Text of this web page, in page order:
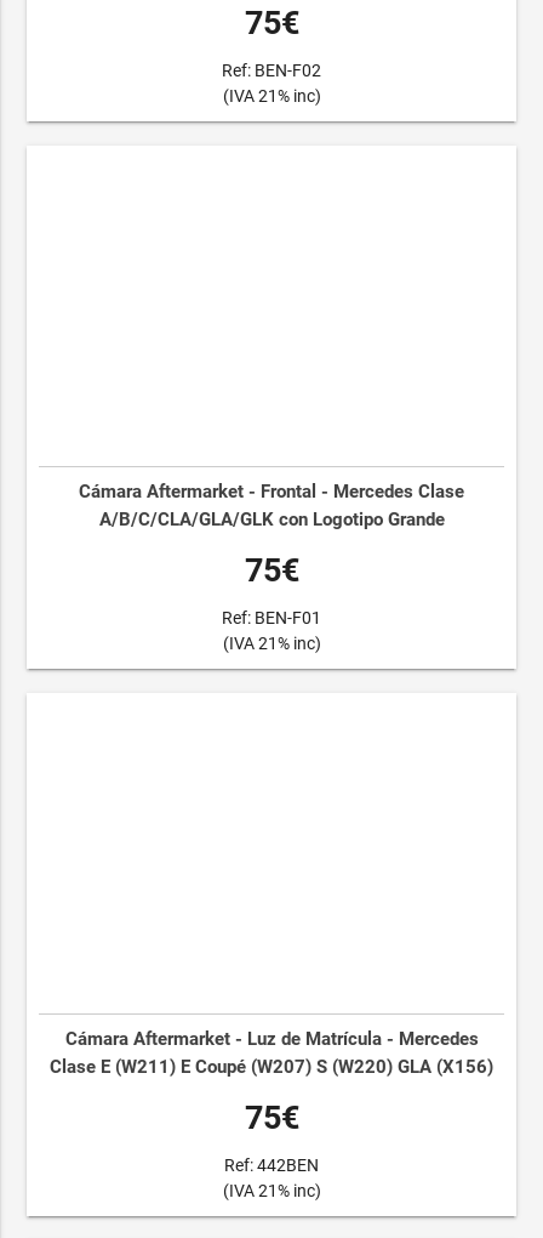
75€
Ref: BEN-F02
(IVA 21% inc)
Cámara Aftermarket - Frontal - Mercedes Clase
A/B/C/CLA/GLA/GLK con Logotipo Grande
75€
Ref: BEN-F01
(IVA 21% inc)
Cámara Aftermarket - Luz de Matrícula - Mercedes
Clase E (W211) E Coupé (W207) S (W220) GLA (X156)
75€
Ref: 442BEN
(IVA 21% inc)